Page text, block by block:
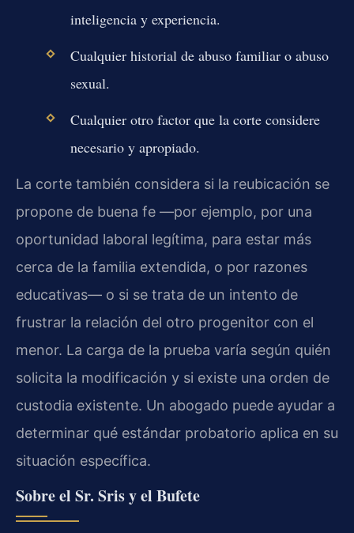
inteligencia y experiencia.
Cualquier historial de abuso familiar o abuso
sexual.
Cualquier otro factor que la corte considere
necesario y apropiado.
La corte también considera si la reubicación se
propone de buena fe —por ejemplo, por una
oportunidad laboral legítima, para estar más
cerca de la familia extendida, o por razones
educativas— o si se trata de un intento de
frustrar la relación del otro progenitor con el
menor. La carga de la prueba varía según quién
solicita la modificación y si existe una orden de
custodia existente. Un abogado puede ayudar a
determinar qué estándar probatorio aplica en su
situación específica.
Sobre el Sr. Sris y el Bufete